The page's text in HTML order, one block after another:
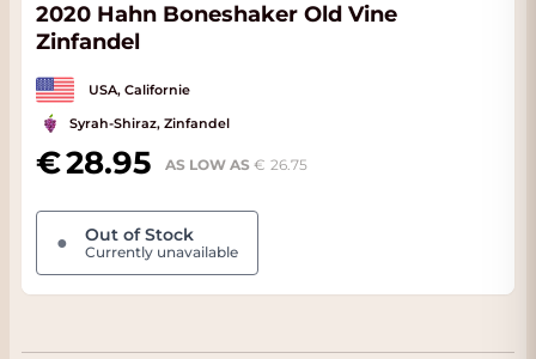
2020 Hahn Boneshaker Old Vine
Zinfandel
USA, Californie
Syrah-Shiraz, Zinfandel
28.95 AS LOW AS 26.75
● Out of Stock
Currently unavailable